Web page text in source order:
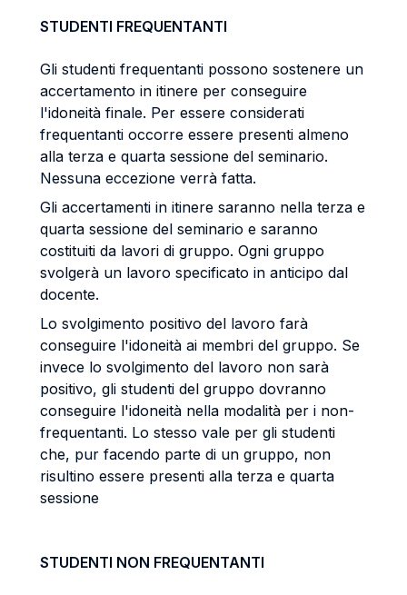
STUDENTI FREQUENTANTI
Gli studenti frequentanti possono sostenere un
accertamento in itinere per conseguire
l'idoneità finale. Per essere considerati
frequentanti occorre essere presenti almeno
alla terza e quarta sessione del seminario.
Nessuna eccezione verrà fatta.
Gli accertamenti in itinere saranno nella terza e
quarta sessione del seminario e saranno
costituiti da lavori di gruppo. Ogni gruppo
svolgerà un lavoro specificato in anticipo dal
docente.
Lo svolgimento positivo del lavoro farà
conseguire l'idoneità ai membri del gruppo. Se
invece lo svolgimento del lavoro non sarà
positivo, gli studenti del gruppo dovranno
conseguire l'idoneità nella modalità per i non-
frequentanti. Lo stesso vale per gli studenti
che, pur facendo parte di un gruppo, non
risultino essere presenti alla terza e quarta
sessione
STUDENTI NON FREQUENTANTI